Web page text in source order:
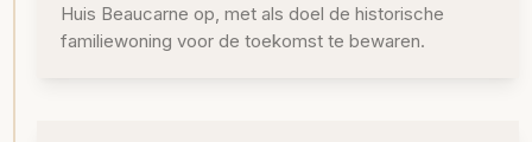
Huis Beaucarne op, met als doel de historische
familiewoning voor de toekomst te bewaren.